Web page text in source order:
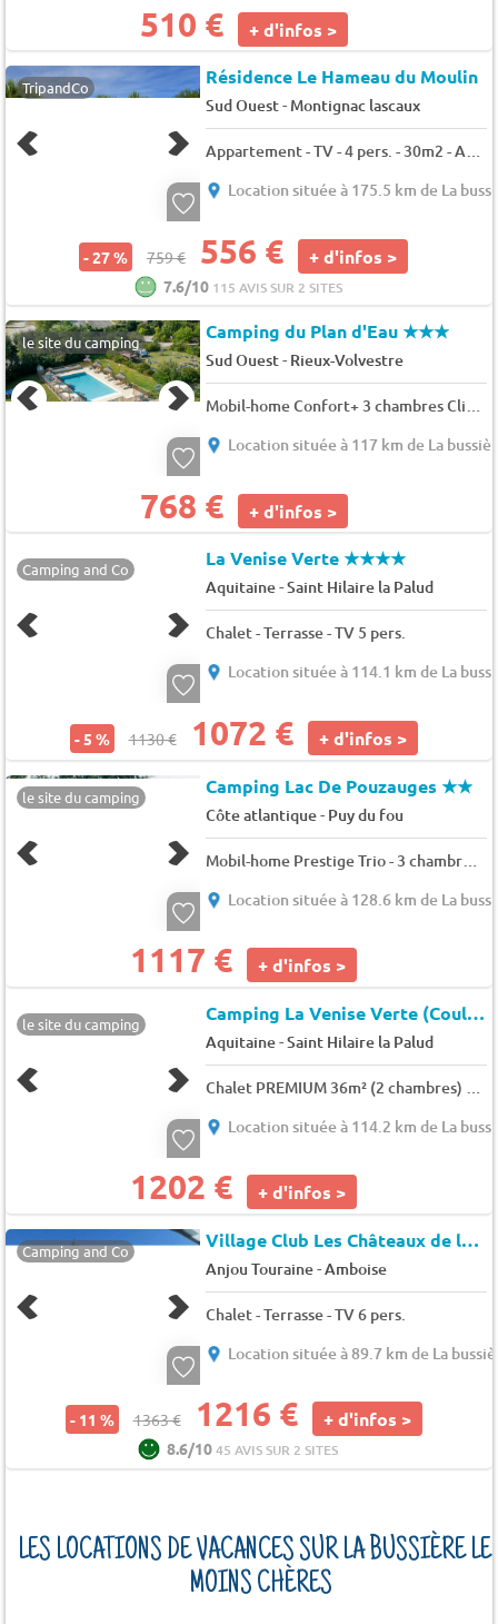
510 € + d'infos >
TripandCo Résidence Le Hameau du Moulin
Sud Ouest- Montignac lascaux
Appartement - TV - 4 pers. - 30m2 - Animaux admis
Location située à 175.5 km de La
- 27 % 759 € 556 € + d'infos >
7.6/10 115 AVIS SUR 2 SITES
le site du camping Camping du Plan d'Eau★★★
Sud Ouest- Rieux-Volvestre
Mobil-home Confort+ 3 chambres Clim 6 pers.
Location située à 117 km de La
768 € + d'infos >
Camping and Co La Venise Verte★★★★
Aquitaine-Saint Hilaire la Palud
Chalet - Terrasse - TV 5 pers.
Location située à 114.1 km de La
- 5 % 1130 € 1072 € + d'infos >
le site du camping Camping Lac De Pouzauges★★
Côte atlantique- Puy du fou
Location située à 128.6 km de La
1117 € + d'infos >
le site du camping Camping La Venise Verte (Coulon à 13 km)
Aquitaine-Saint Hilaire la Palud
Location située à 114.2 km de La
1202 € + d'infos >
Camping and Co Village Club Les Châteaux de la Loire
Anjou Touraine-Amboise
Chalet - Terrasse - TV 6 pers.
Location située à 89.7 km de La
- 11 % 1363 € 1216 € + d'infos >
8.6/1045 AVIS SUR 2 SITES
LES LOCATIONS DE VACANCES SUR LA BUSSIÈRE
MOINS CHÈRES